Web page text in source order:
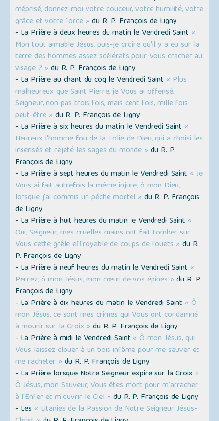
méprisé, donnez-moi votre douceur, votre humilité, votre
grâce et votre force » du R. P. François de Ligny
- La Prière à deux heures du matin le Vendredi Saint «
Mon tout aimable Jésus, puis-je croire qu'il y a eu sur la
terre des hommes assez scélérats pour Vous cracher au
visage ? » du R. P. François de Ligny
- La Prière au chant du coq le Vendredi Saint « Plus
malheureux que Saint Pierre, je Vous ai offensé,
Seigneur, non pas trois fois, mais cent fois, mille fois
peut-être » du R. P. François de Ligny
- La Prière à six heures du matin le Vendredi Saint «
Heureux l'homme fou de la Folie de Dieu, qui a choisi les
insensés et rejeté les sages du monde » du R. P.
François de Ligny
- La Prière à sept heures du matin le Vendredi Saint « Je
Vous ai fait autrefois la même injure, ô mon Dieu,
lorsque j'ai commis un péché mortel » du R. P. François
de Ligny
- La Prière à huit heures du matin le Vendredi Saint «
Oui, Seigneur, mes cruelles mains ont fait tomber sur
Vous cette grêle effroyable de coups de fouets » du R.
P. François de Ligny
- La Prière à neuf heures du matin le Vendredi Saint «
Percez, ô mon Jésus, mon cœur de vos épines » du R. P.
François de Ligny
- La Prière à dix heures du matin le Vendredi Saint « Ô
mon Jésus, ce sont mes crimes qui Vous ont condamné
à mourir sur la Croix » du R. P. François de Ligny
- La Prière à midi le Vendredi Saint « Ô mon Jésus, qui
Vous laissez clouer à un bois infâme pour me sauver et
me racheter » du R. P. François de Ligny
- La Prière lorsque Notre Seigneur expire sur la Croix «
Ô Jésus, mon Sauveur, Vous êtes mort pour m'arracher
à l'Enfer et m'ouvrir le Ciel » du R. P. François de Ligny
- Les « Litanies de la Passion de Notre Seigneur Jésus-